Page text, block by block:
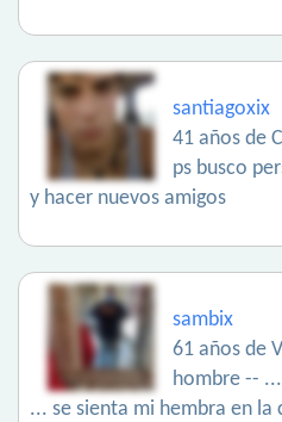
santiagoxix
41 años de
ps busco
y hacer nuevos amigos
sambix
61 años de
hombre --
... se sienta mi hembra en la